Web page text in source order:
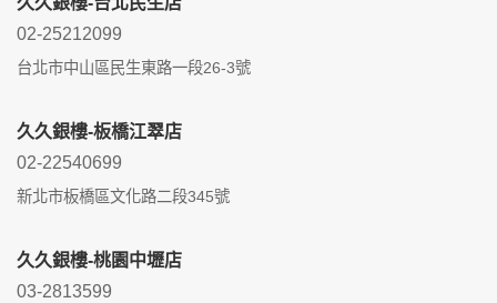
02-25212099
台北市中山區民生東路一段26-3號
久久銀樓-板橋江翠店
02-22540699
新北市板橋區文化路二段345號
久久銀樓-桃園中壢店
03-2813599